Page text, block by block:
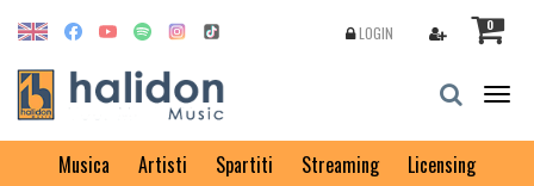
0
LOGIN
Musica Artisti Spartiti Streaming Licensing